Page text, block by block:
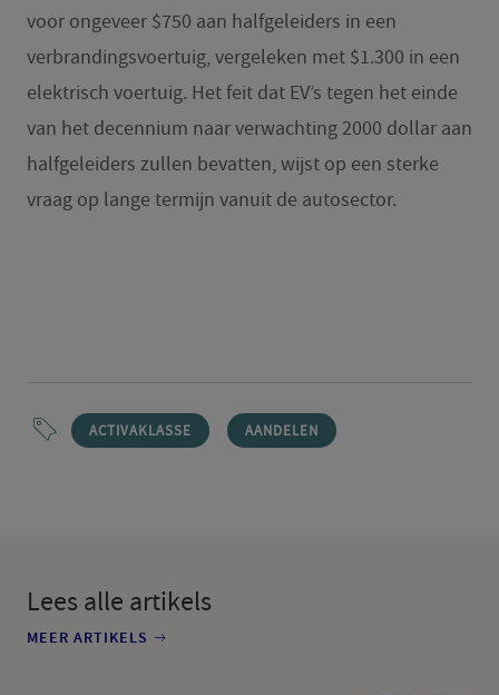
voor ongeveer $750 aan halfgeleiders in een
verbrandingsvoertuig, vergeleken met $1.300 in een
elektrisch voertuig. Het feit dat EV’s tegen het einde
van het decennium naar verwachting 2000 dollar aan
halfgeleiders zullen bevatten, wijst op een sterke
vraag op lange termijn vanuit de autosector.
ACTIVAKLASSE AANDELEN
Lees alle artikels
MEER ARTIKELS